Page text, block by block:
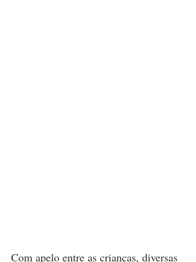
Com apelo entre as crianças, diversas